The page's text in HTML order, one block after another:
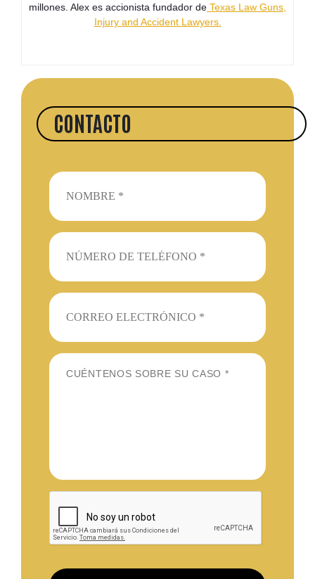
CONTACTO
millones. Alex es accionista fundador de Texas Law Guns,
Injury and Accident Lawyers.